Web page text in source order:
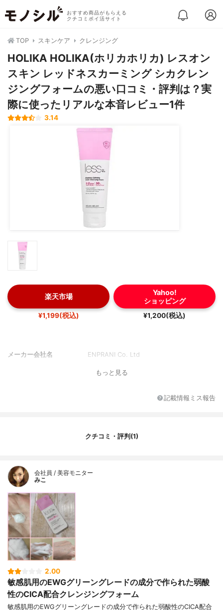
おすすめ商品がもらえる
クチコミポイ活サイト
TOP スキンケア クレンジング
HOLIKA HOLIKA(ホリカホリカ) レスオン
スキン レッドネスカーミング シカクレン
ジングフォームの悪い口コミ・評判は？実
際に使ったリアルな本音レビュー1件
3.14
楽天市場
¥1,199(税込)
Yahoo!
ショッピング
¥1,200(税込)
メーカー会社名 ENPRANI Co. Ltd
もっと見る
記載情報ミス報告
クチコミ・評判(1)
会社員 / 美容モニター
みこ
2.00
敏感肌用のEWGグリーングレードの成分で作られた弱酸
性のCICA配合クレンジングフォーム
敏感肌用のEWGグリーングレードの成分で作られた弱酸性のCICA配合